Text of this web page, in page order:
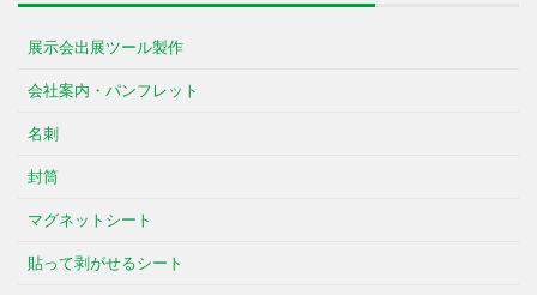
展示会出展ツール製作
会社案内・パンフレット
名刺
封筒
マグネットシート
貼って剥がせるシート